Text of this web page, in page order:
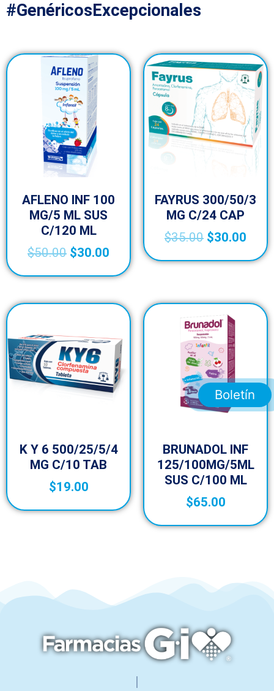
#GenéricosExcepcionales
AFLENO INF 100
MG/5 ML SUS
C/120 ML
$50.00 $30.00
FAYRUS 300/50/3
MG C/24 CAP
$35.00 $30.00
K Y 6 500/25/5/4
MG C/10 TAB
$19.00
BRUNADOL INF
125/100MG/5ML
SUS C/100 ML
$65.00
Boletín